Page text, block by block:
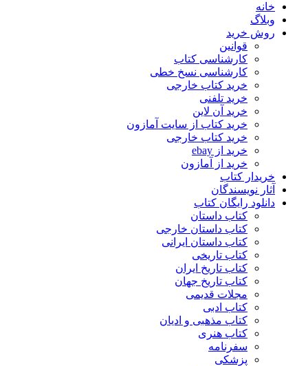
خانه
وبلاگ
روش خرید
قوانین
کارشناسی کتاب
کارشناسی نسخ خطی
خرید کتاب خارجی
خرید تلفنی
خرید آن لاین
خرید کتاب از سایت آمازون
خرید کتاب خارجی
خرید از ebay
خرید از آمازون
خریدار کتاب
آثار نویسندگان
دانلود رایگان کتاب
کتاب داستان
کتاب داستان خارجی
کتاب داستان ایرانی
کتاب تاریخی
کتاب تاریخ ایران
کتاب تاریخ جهان
مجلات قدیمی
کتاب ادبی
کتاب مذهبی و ادیان
کتاب هنری
سفرنامه
پزشکی